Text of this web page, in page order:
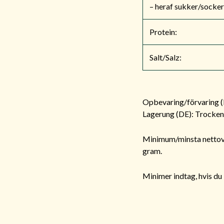
– heraf sukker/
Protein:
Salt/Salz:
Opbevaring/förvaring
Lagerung (DE):
Minimum/minsta
gram.
Minimer indtag, hvis